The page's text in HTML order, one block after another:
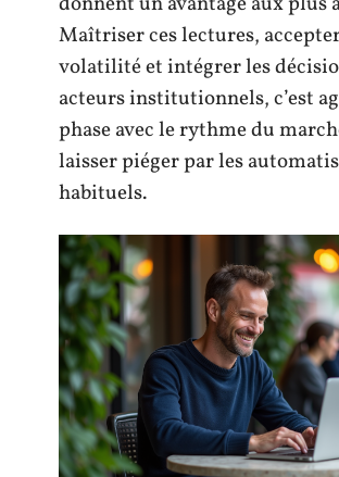
Maîtriser ces lectures,
volatilité et intégrer les
acteurs institutionnels, c’est
phase avec le rythme du
laisser piéger par les
habituels.